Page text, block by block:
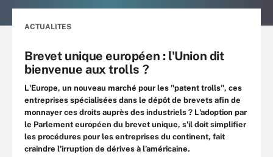
ACTUALITES
Brevet unique européen : l'Union dit
bienvenue aux trolls ?
L'Europe, un nouveau marché pour les "patent trolls", ces
entreprises spécialisées dans le dépôt de brevets afin de
monnayer ces droits auprès des industriels ? L'adoption par
le Parlement européen du brevet unique, s'il doit simplifier
les procédures pour les entreprises du continent, fait
craindre l'irruption de dérives à l'américaine.